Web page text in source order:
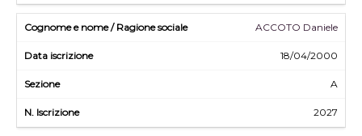
ACCOTO Daniele
18/04/2000
A
2027